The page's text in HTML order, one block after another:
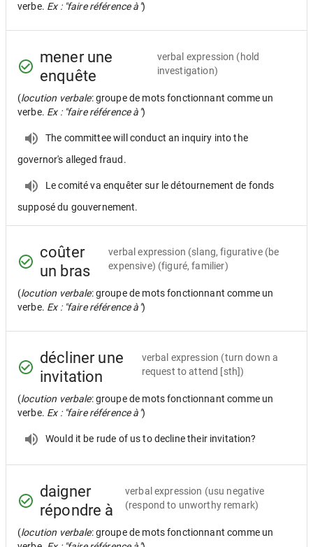
verbe. Ex : "faire référence à")
mener une
enquête
verbal expression (hold
investigation)
(locution verbale: groupe de mots fonctionnant comme un
verbe. Ex : "faire référence à")
The committee will conduct an inquiry into the
governor's alleged fraud.
Le comité va enquêter sur le détournement de fonds
supposé du gouvernement.
coûter
un bras
verbal expression (slang, figurative (be
expensive) (figuré, familier)
(locution verbale: groupe de mots fonctionnant comme un
verbe. Ex : "faire référence à")
décliner une
invitation
verbal expression (turn down a
request to attend [sth])
(locution verbale: groupe de mots fonctionnant comme un
verbe. Ex : "faire référence à")
Would it be rude of us to decline their invitation?
daigner
répondre à
verbal expression (usu negative
(respond to unworthy remark)
(locution verbale: groupe de mots fonctionnant comme un